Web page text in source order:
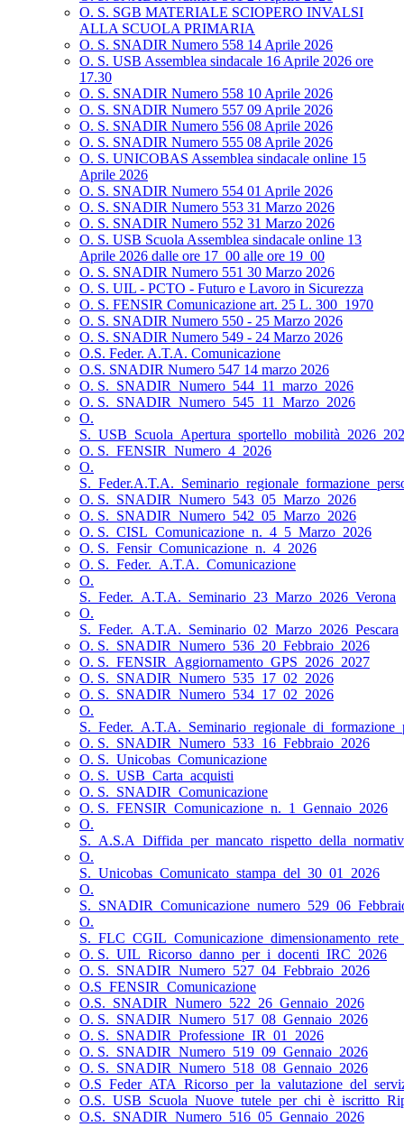
O. S. SGB MATERIALE SCIOPERO INVALSI
ALLA SCUOLA PRIMARIA
O. S. SNADIR Numero 558 14 Aprile 2026
O. S. USB Assemblea sindacale 16 Aprile 2026 ore
17.30
O. S. SNADIR Numero 558 10 Aprile 2026
O. S. SNADIR Numero 557 09 Aprile 2026
O. S. SNADIR Numero 556 08 Aprile 2026
O. S. SNADIR Numero 555 08 Aprile 2026
O. S. UNICOBAS Assemblea sindacale online 15
Aprile 2026
O. S. SNADIR Numero 554 01 Aprile 2026
O. S. SNADIR Numero 553 31 Marzo 2026
O. S. SNADIR Numero 552 31 Marzo 2026
O. S. USB Scuola Assemblea sindacale online 13
Aprile 2026 dalle ore 17_00 alle ore 19_00
O. S. SNADIR Numero 551 30 Marzo 2026
O. S. UIL - PCTO - Futuro e Lavoro in Sicurezza
O. S. FENSIR Comunicazione art. 25 L. 300_1970
O. S. SNADIR Numero 550 - 25 Marzo 2026
O. S. SNADIR Numero 549 - 24 Marzo 2026
O.S. Feder. A.T.A. Comunicazione
O.S. SNADIR Numero 547 14 marzo 2026
O. S._SNADIR_Numero_544_11_marzo_2026
O. S._SNADIR_Numero_545_11_Marzo_2026
O.
O. S._FENSIR_Numero_4_2026
O.
O. S._SNADIR_Numero_543_05_Marzo_2026
O. S._SNADIR_Numero_542_05_Marzo_2026
O. S._CISL_Comunicazione_n._4_5_Marzo_2026
O. S._Fensir_Comunicazione_n._4_2026
O. S._Feder._A.T.A._Comunicazione
O.
S._Feder._A.T.A._Seminario_23_Marzo_2026_Verona
O.
S._Feder._A.T.A._Seminario_02_Marzo_2026_Pescara
O. S._SNADIR_Numero_536_20_Febbraio_2026
O. S._FENSIR_Aggiornamento_GPS_2026_2027
O. S._SNADIR_Numero_535_17_02_2026
O. S._SNADIR_Numero_534_17_02_2026
O.
O. S._SNADIR_Numero_533_16_Febbraio_2026
O. S._Unicobas_Comunicazione
O. S._USB_Carta_acquisti
O. S._SNADIR_Comunicazione
O. S._FENSIR_Comunicazione_n._1_Gennaio_2026
O.
O.
S._Unicobas_Comunicato_stampa_del_30_01_2026
O.
O.
O. S._UIL_Ricorso_danno_per_i_docenti_IRC_2026
O. S._SNADIR_Numero_527_04_Febbraio_2026
O.S_FENSIR_Comunicazione
O.S._SNADIR_Numero_522_26_Gennaio_2026
O. S._SNADIR_Numero_517_08_Gennaio_2026
O. S._SNADIR_Professione_IR_01_2026
O. S._SNADIR_Numero_519_09_Gennaio_2026
O. S._SNADIR_Numero_518_08_Gennaio_2026
O.S._SNADIR_Numero_516_05_Gennaio_2026